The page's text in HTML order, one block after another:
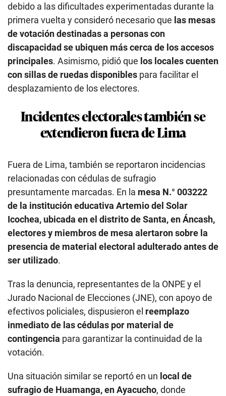
debido a las dificultades experimentadas durante la
primera vuelta y consideró necesario que las mesas
de votación destinadas a personas con
discapacidad se ubiquen más cerca de los accesos
principales. Asimismo, pidió que los locales cuenten
con sillas de ruedas disponibles para facilitar el
desplazamiento de los electores.
Incidentes electorales también se
extendieron fuera de Lima
Fuera de Lima, también se reportaron incidencias
relacionadas con cédulas de sufragio
presuntamente marcadas. En la mesa N.° 003222
de la institución educativa Artemio del Solar
Icochea, ubicada en el distrito de Santa, en Áncash,
electores y miembros de mesa alertaron sobre la
presencia de material electoral adulterado antes de
ser utilizado.
Tras la denuncia, representantes de la ONPE y el
Jurado Nacional de Elecciones (JNE), con apoyo de
efectivos policiales, dispusieron el reemplazo
inmediato de las cédulas por material de
contingencia para garantizar la continuidad de la
votación.
Una situación similar se reportó en un local de
sufragio de Huamanga, en Ayacucho, donde